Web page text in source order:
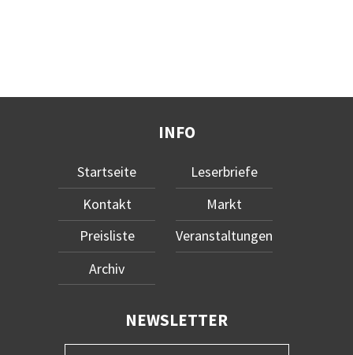
INFO
Startseite
Kontakt
Preisliste
Archiv
Leserbriefe
Markt
Veranstaltungen
NEWSLETTER